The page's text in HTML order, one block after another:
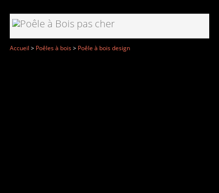
Accueil > Poêles à bois> Poêle à bois design